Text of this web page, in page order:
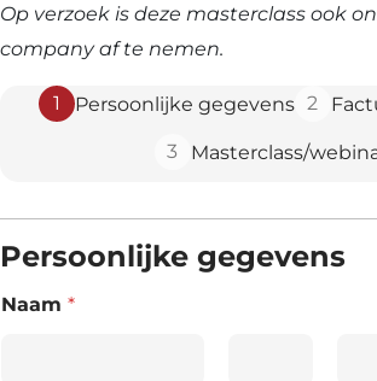
Op verzoek is deze masterclass ook
company af te nemen.
1 Persoonlijke gegevens 2
3 Masterclass/
Persoonlijke gegevens
Naam *